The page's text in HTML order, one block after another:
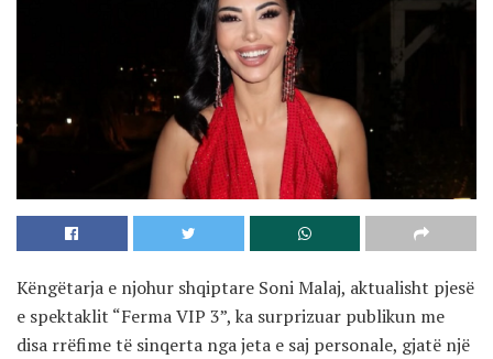
Këngëtarja e njohur shqiptare Soni Malaj, aktualisht pjesë
e spektaklit “Ferma VIP 3”, ka surprizuar publikun me
disa rrëfime të sinqerta nga jeta e saj personale, gjatë një